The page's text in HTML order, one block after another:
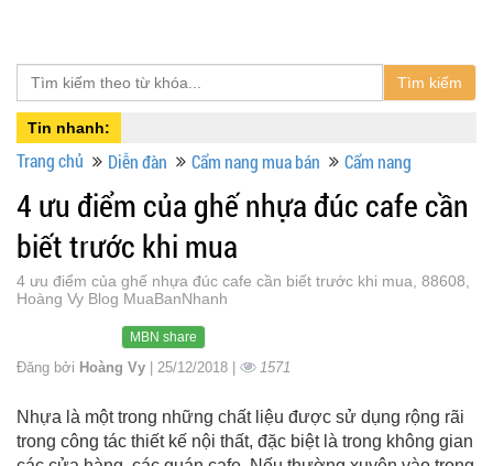
Tìm kiếm
Tin nhanh:
Trang chủ Diễn đàn Cẩm nang mua bán Cẩm nang
4 ưu điểm của ghế nhựa đúc cafe cần
biết trước khi mua
4 ưu điểm của ghế nhựa đúc cafe cần biết trước khi mua, 88608,
Hoàng Vy Blog MuaBanNhanh
MBN share
Đăng bởi Hoàng Vy | 25/12/2018 | 1571
Nhựa là một trong những chất liệu được sử dụng rộng rãi
trong công tác thiết kế nội thất, đặc biệt là trong không gian